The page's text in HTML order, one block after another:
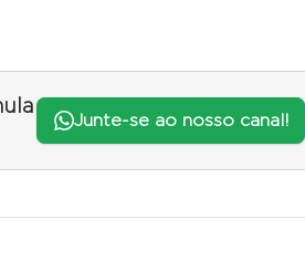
Junte-se ao nosso canal!